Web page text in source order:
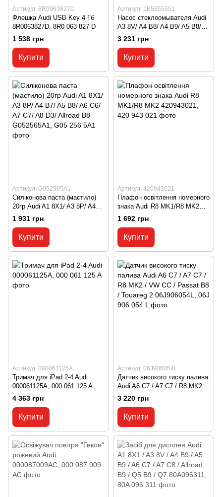
Артикул: 8R0063827D
Флешка Audi USB Key 4 Гб
8R0063827D, 8R0 063 827 D
1 538 грн
Купити
Артикул: 1K5955651
Насос стеклоомывателя Audi
A3 8V/ A4 B8/ A4 B9/ A5 B8/
A6 C7/ A7 C7/ A8 D4/ Q7 4M/
Q8 4M/ R8 MK2 1K5955651,
1K5 955 651
3 231 грн
Купити
Артикул: G052565A1
Силіконова паста (мастило)
20гр Audi A1 8X1/ A3 8P/ A4
B7/ A5 B8/ A6 C6/ A7 C7/ A8
D3/ Allroad B8 G052565A1,
G05 256 5A1
1 931 грн
Купити
Артикул: 420943021
Плафон освітлення номерного
знака Audi R8 MK1/R8 MK2
420943021, 420 943 021
1 692 грн
Купити
Артикул: 000061125A
Тримач для iPad 2-4 Audi
000061125A, 000 061 125 A
4 363 грн
Купити
Артикул: 06J906054L
Датчик високого тиску палива
Audi A6 C7 / A7 C7 / R8 MK2 /
VW CC / Passat B8 / Touareg 2
06J906054L, 06J 906 054 L
3 220 грн
Купити